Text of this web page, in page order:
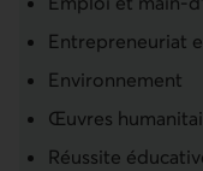
Entrepreneuriat
Environnement
Œuvres
Réussite